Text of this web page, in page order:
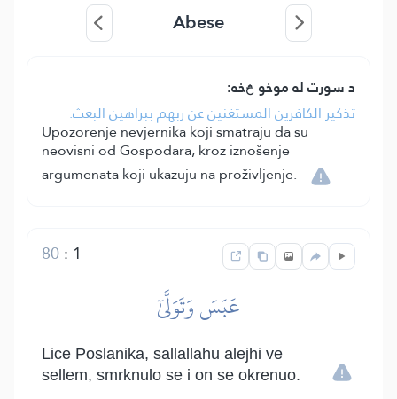
Abese
د سورت له موخو څخه:
تذكير الكافرين المستغنين عن ربهم ببراهين البعث.
Upozorenje nevjernika koji smatraju da su
neovisni od Gospodara, kroz iznošenje
argumenata koji ukazuju na proživljenje.
1
:
80
عَبَسَ وَتَوَلَّىٰٓ
Lice Poslanika, sallallahu alejhi ve
sellem, smrknulo se i on se okrenuo.